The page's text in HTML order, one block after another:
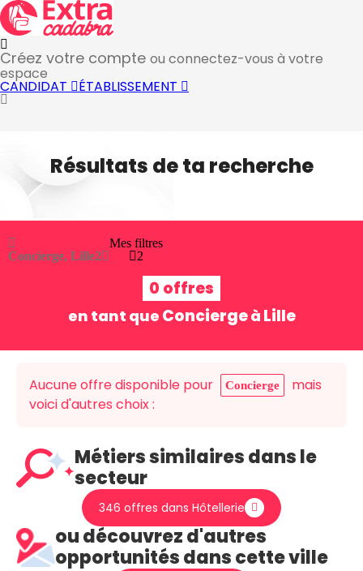
Créez votre compte ou connectez-vous à votre
espace
CANDIDAT ÉTABLISSEMENT
Résultats de ta recherche
Concierge, Lille2
Mes filtres
2
0 offres
en tant que Conciergeà Lille
Aucune offre disponible pour Concierge
mais
voici d'autres choix :
Métiers similaires dans le
secteur
346 offres dans Hôtellerie
ou découvrez d'autres
opportunités dans cette ville